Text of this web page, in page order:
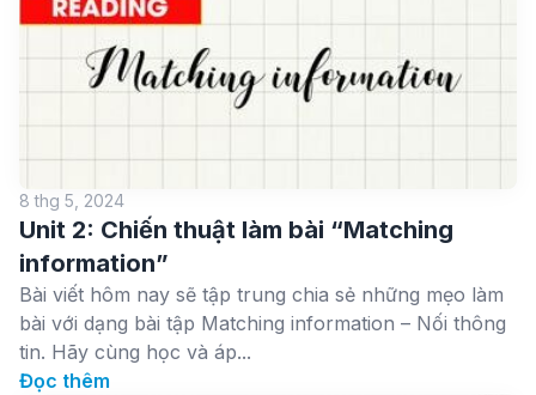
8 thg 5, 2024
Unit 2: Chiến thuật làm bài “Matching
information”
Bài viết hôm nay sẽ tập trung chia sẻ những mẹo làm
bài với dạng bài tập Matching information – Nối thông
tin. Hãy cùng học và áp...
Đọc thêm